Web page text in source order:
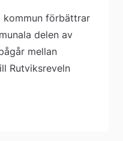
delen av
mellan
Rutviksreveln